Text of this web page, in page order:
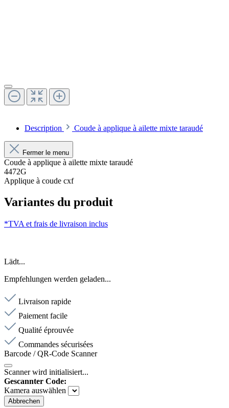
Description Coude à applique à ailette mixte taraudé
Fermer le menu
Coude à applique à ailette mixte taraudé
4472G
Applique à coude cxf
Variantes du produit
*TVA et frais de livraison inclus
Lädt...
Empfehlungen werden geladen...
Livraison rapide
Paiement facile
Qualité éprouvée
Commandes sécurisées
Barcode / QR-Code Scanner
Scanner wird initialisiert...
Gescannter Code:
Kamera auswählen
Abbrechen